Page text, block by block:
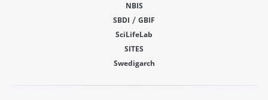
NBIS
SBDI / GBIF
SciLifeLab
SITES
Swedigarch